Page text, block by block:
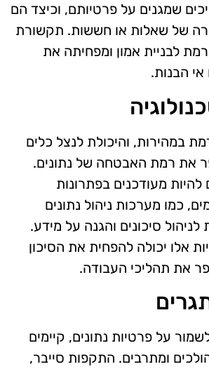
שמגנים על פרטיותם, וכיצד הם
של שאלות או חששות. תקשורת
לבניית אמון ומפחיתה את
אי הבנות.
במהירות, והיכולת לנצל כלים
את רמת האבטחה של נתונים.
להיות מעודכנים בפתרונות
כמו מערכות ניהול נתונים
סיכונים והגנה על מידע.
אלו יכולה להפחית את הסיכון
את תהליכי העבודה.
על פרטיות נתונים, קיימים
ומתרבים. התקפות סייבר,